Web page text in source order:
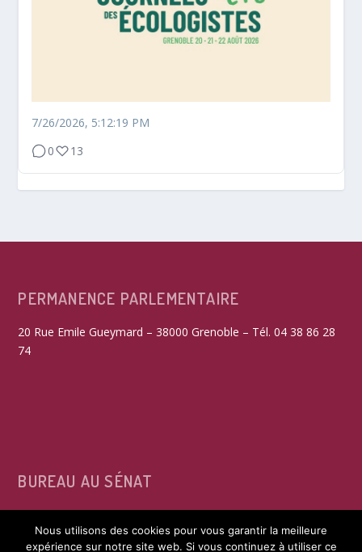
7/26/2026, 5:12:19 PM
0
13
PERMANENCE PARLEMENTAIRE
20 Rue Emile Gueymard – 38000 Grenoble – Tél. 04 38 86 28
74
BUREAU AU SÉNAT
15, rue de Vaugirard – 75291 Paris Cedex 06 – Tél. 01 42 34
39 60Nous utilisons des cookies pour vous garantir la meilleure
expérience sur notre site web. Si vous continuez à utiliser ce